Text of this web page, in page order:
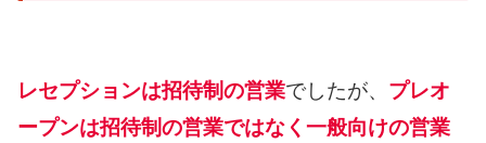
レセプションは招待制の営業でしたが、 プレオ
ープンは招待制の営業ではなく一般向けの営業